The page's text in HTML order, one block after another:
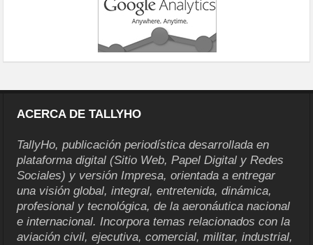
ACERCA DE TALLYHO
TallyHo, publicación periodística desarrollada en
plataforma digital (Sitio Web, Papel Digital y Redes
Sociales) y versión Impresa, orientada a entregar
una visión global, integral, entretenida, dinámica,
profesional y tecnológica, de la aeronáutica nacional
e internacional. Incorpora temas relacionados con la
aviación civil, ejecutiva, comercial, militar, industrial,